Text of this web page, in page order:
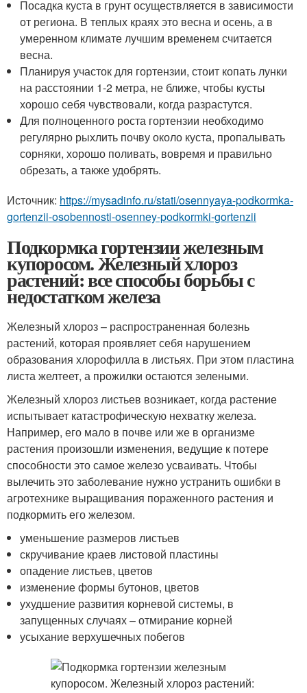
Посадка куста в грунт осуществляется в зависимости
от региона. В теплых краях это весна и осень, а в
умеренном климате лучшим временем считается
весна.
Планируя участок для гортензии, стоит копать лунки
на расстоянии 1-2 метра, не ближе, чтобы кусты
хорошо себя чувствовали, когда разрастутся.
Для полноценного роста гортензии необходимо
регулярно рыхлить почву около куста, пропалывать
сорняки, хорошо поливать, вовремя и правильно
обрезать, а также удобрять.
Источник: https://mysadinfo.ru/stati/osennyaya-podkormka-
gortenzii-osobennosti-osenney-podkormki-gortenzii
Подкормка гортензии железным
купоросом. Железный хлороз
растений: все способы борьбы с
недостатком железа
Железный хлороз – распространенная болезнь
растений, которая проявляет себя нарушением
образования хлорофилла в листьях. При этом пластина
листа желтеет, а прожилки остаются зелеными.
Железный хлороз листьев возникает, когда растение
испытывает катастрофическую нехватку железа.
Например, его мало в почве или же в организме
растения произошли изменения, ведущие к потере
способности это самое железо усваивать. Чтобы
вылечить это заболевание нужно устранить ошибки в
агротехнике выращивания пораженного растения и
подкормить его железом.
уменьшение размеров листьев
скручивание краев листовой пластины
опадение листьев, цветов
изменение формы бутонов, цветов
ухудшение развития корневой системы, в
запущенных случаях – отмирание корней
усыхание верхушечных побегов